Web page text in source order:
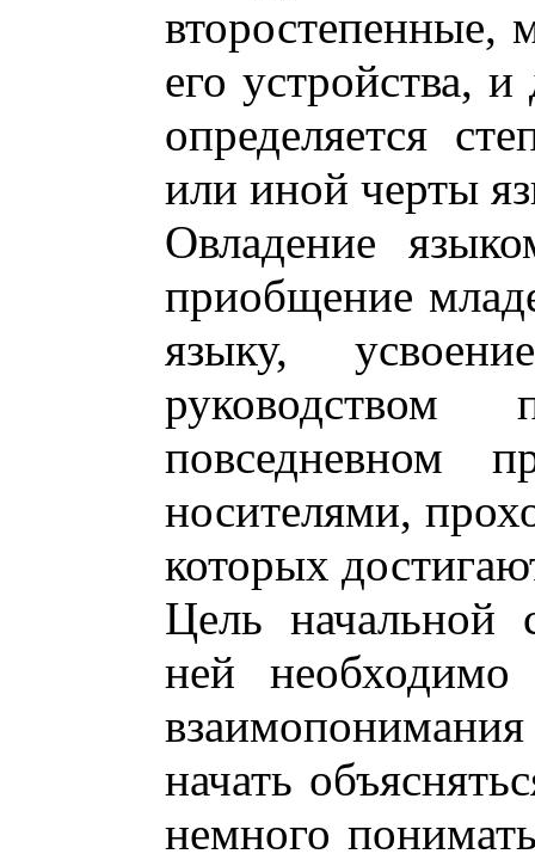
второстепенные,
его устройства,
определяется
или иной черты
Овладение
приобщение
языку,
руководством
повседневном
носителями,
которых
Цель начальной
ней необходимо
начать
немного